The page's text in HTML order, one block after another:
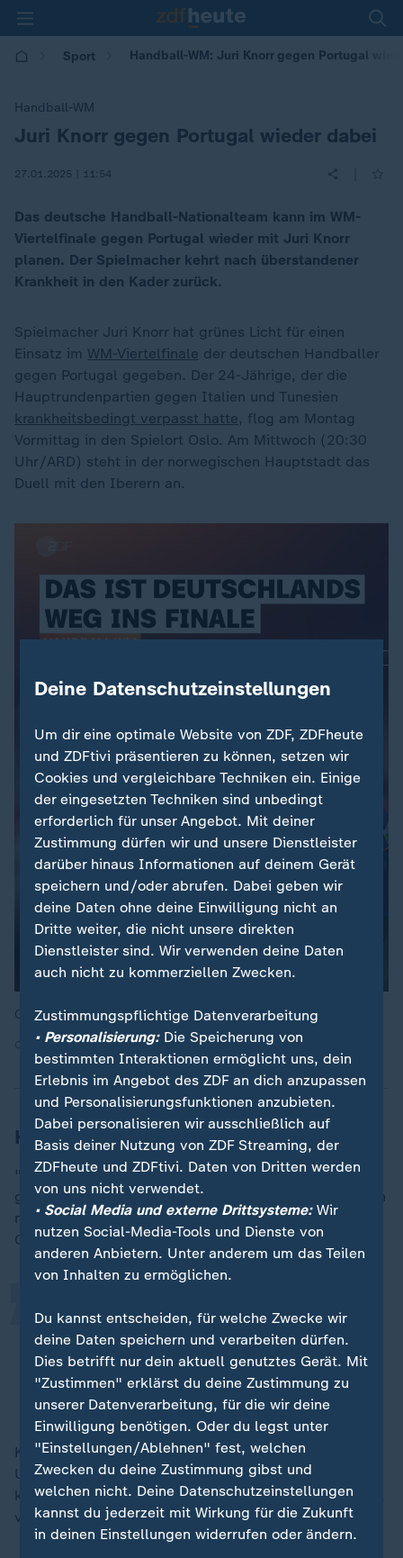
Sport Handball-WM: Juri Knorr gegen Portugal
Handball-WM
:
Juri Knorr gegen Portugal wieder dabei
27.01.2025 | 11:54
Das deutsche Handball-Nationalteam kann im WM-
Viertelfinale gegen Portugal wieder mit Juri Knorr
planen. Der Spielmacher kehrt nach überstandener
Krankheit in den Kader zurück.
Spielmacher Juri Knorr hat grünes Licht für einen
Einsatz im WM-Viertelfinale der deutschen Handballer
gegen Portugal gegeben. Der 24-Jährige, der die
Hauptrundenpartien gegen Italien und Tunesien
krankheitsbedingt verpasst hatte, flog am Montag
Vormittag in den Spielort Oslo. Am Mittwoch (20:30
Uhr/ARD) steht in der norwegischen Hauptstadt das
Duell mit den Iberern an.
Grafik: Weg ins Finale
Quelle: ZDF
Knorr hat sich gut erholt
"Die Tage haben mir gut getan. Mir geht es soweit
ganz gut", sagte Knorr am Montag: "Wir haben gestern
noch einmal einen Bluttest gemacht, die Werte sind in
Ordnung."
Ich bin für das Viertelfinale bereit,
sonst wäre ich nicht hier. Es ist
schon verrückt.
„
Juri Knorr
Knorr hatte sich zuletzt am Wochenende für
Untersuchungen in Deutschland aufgehalten und
könnte nun bereits am Nachmittag mit der Mannschaft
vonAlfred Gislasontrainieren.
Deine Datenschutzeinstellungen
Um dir eine optimale Website von ZDF, ZDFheute
und ZDFtivi präsentieren zu können, setzen wir
Cookies und vergleichbare Techniken ein. Einige
der eingesetzten Techniken sind unbedingt
erforderlich für unser Angebot. Mit deiner
Zustimmung dürfen wir und unsere Dienstleister
darüber hinaus Informationen auf deinem Gerät
speichern und/oder abrufen. Dabei geben wir
deine Daten ohne deine Einwilligung nicht an
Dritte weiter, die nicht unsere direkten
Dienstleister sind. Wir verwenden deine Daten
auch nicht zu kommerziellen Zwecken.
Zustimmungspflichtige Datenverarbeitung
• Personalisierung:Die Speicherung von
bestimmten Interaktionen ermöglicht uns, dein
Erlebnis im Angebot des ZDF an dich anzupassen
und Personalisierungsfunktionen anzubieten.
Dabei personalisieren wir ausschließlich auf
Basis deiner Nutzung von ZDF Streaming, der
ZDFheute und ZDFtivi. Daten von Dritten werden
von uns nicht verwendet.
• Social Media und externe Drittsysteme:Wir
nutzen Social-Media-Tools und Dienste von
anderen Anbietern. Unter anderem um das Teilen
von Inhalten zu ermöglichen.
Du kannst entscheiden, für welche Zwecke wir
deine Daten speichern und verarbeiten dürfen.
Dies betrifft nur dein aktuell genutztes Gerät. Mit
"Zustimmen" erklärst du deine Zustimmung zu
unserer Datenverarbeitung, für die wir deine
Einwilligung benötigen. Oder du legst unter
"Einstellungen/Ablehnen" fest, welchen
Zwecken du deine Zustimmung gibst und
welchen nicht. Deine Datenschutzeinstellungen
kannst du jederzeit mit Wirkung für die Zukunft
in deinen Einstellungen widerrufen oder ändern.